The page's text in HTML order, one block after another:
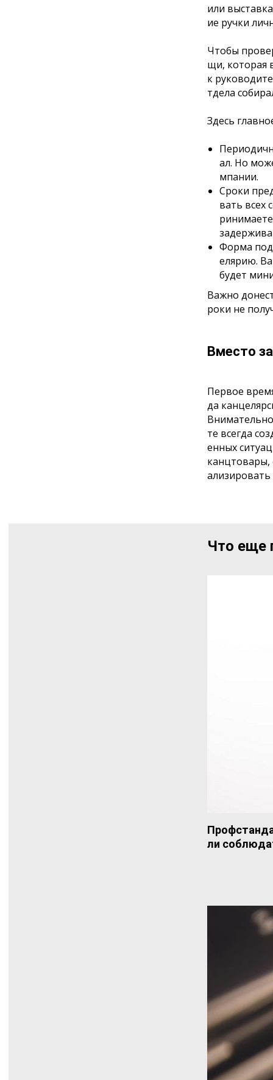
или
ие ручки
Чтобы
щи, которая
к
тдела
Здесь
ал. Но
мпании.
Сроки
вать всех
Форма
елярию.
будет
Важно
роки не
Вместо
Первое
да
те всегда
енных
канцтовары,
Что еще
ли